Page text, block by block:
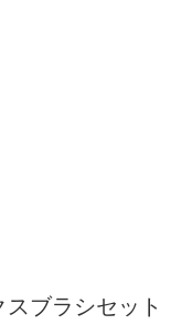
ブラシセット